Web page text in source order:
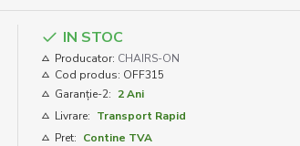
IN STOC
Producator: CHAIRS-ON
Cod produs: OFF315
Garanție-2: 2 Ani
Livrare: Transport Rapid
Pret: Contine TVA